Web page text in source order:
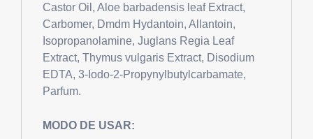
Castor Oil, Aloe barbadensis leaf Extract,
Carbomer, Dmdm Hydantoin, Allantoin,
Isopropanolamine, Juglans Regia Leaf
Extract, Thymus vulgaris Extract, Disodium
EDTA, 3-Iodo-2-Propynylbutylcarbamate,
Parfum.
MODO DE USAR: